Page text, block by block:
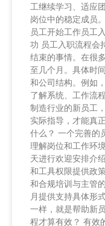
工继续学习、适应
岗位中的稳定成员
员工开始工作员工
功 员工入职流程会
结束的事情。在很
至几个月。具体时
和公司结构。例如
了解系统、工作流
制造行业的新员工
实际指导，才能真
什么？ 一个完善的
理解岗位和工作环
天进行欢迎安排介
和工具权限提供政
和合规培训与主管
月提供支持具体形
一样，就是帮助新
程才算有效？ 有效